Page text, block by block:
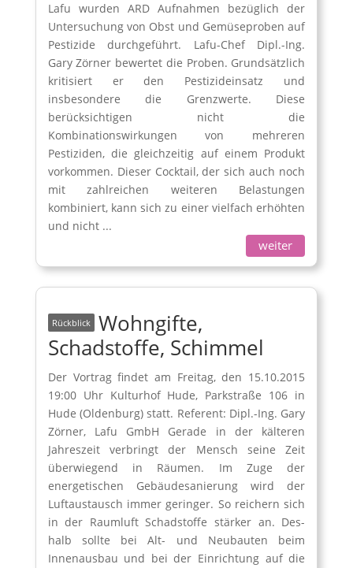
Lafu wurden ARD Aufnahmen bezüglich der
Untersuchung von Obst und Gemüseproben auf
Pestizide durchgeführt. Lafu-Chef Dipl.-Ing.
Gary Zörner bewertet die Proben. Grundsätzlich
kritisiert er den Pestizideinsatz und
insbesondere die Grenzwerte. Diese
berücksichtigen nicht die
Kombinationswirkungen von mehreren
Pestiziden, die gleichzeitig auf einem Produkt
vorkommen. Dieser Cocktail, der sich auch noch
mit zahlreichen weiteren Belastungen
kombiniert, kann sich zu einer vielfach erhöhten
und nicht ...
weiter
Wohngifte,
Schadstoffe, Schimmel
Der Vortrag findet am Freitag, den 15.10.2015
19:00 Uhr Kulturhof Hude, Parkstraße 106 in
Hude (Oldenburg) statt. Referent: Dipl.-Ing. Gary
Zörner, Lafu GmbH Gerade in der kälteren
Jahreszeit verbringt der Mensch seine Zeit
überwiegend in Räumen. Im Zuge der
energetischen Gebäudesanierung wird der
Luftaustausch immer geringer. So reichern sich
in der Raumluft Schadstoffe stärker an. Des-
halb sollte bei Alt- und Neubauten beim
Innenausbau und bei der Einrichtung auf die